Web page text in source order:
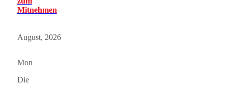
Mitnehmen
August, 2026
Mon
Die